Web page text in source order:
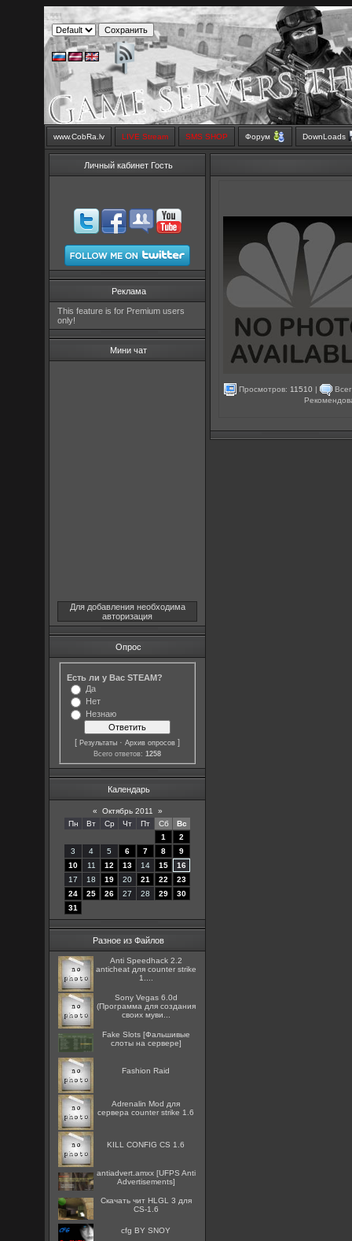
www.CobRa.lv LIVE Stream SMS SHOP Форум DownLoads
Личный кабинет Гость
Реклама
This feature is for Premium users
only!
Мини чат
Для добавления необходима
авторизация
Опрос
Есть ли у Вас STEAM?
Да
Нет
Незнаю
[Результаты ·Архив опросов ]
Всего ответов:1258
Календарь
« Октябрь 2011
»
Пн
Вт Ср Чт Пт Сб
Вс
1
2
3
4 5 6 7 8
9
10
11 12 13 14 15
16
17
18 19 20 21 22
23
24
25 26 27 28 29
30
31
Разное из Файлов
Anti Speedhack 2.2
anticheat для counter strike
1....
Sony Vegas 6.0d
(Программа для создания
своих муви...
Fake Slots [Фальшивые
слоты на сервере]
Fashion Raid
Adrenalin Mod для
сервера counter strike 1.6
KILL CONFIG CS 1.6
antiadvert.amxx [UFPS Anti
Advertisements]
Скачать чит HLGL 3 для
CS-1.6
cfg BY SNOY
Просмотров: 11510 |